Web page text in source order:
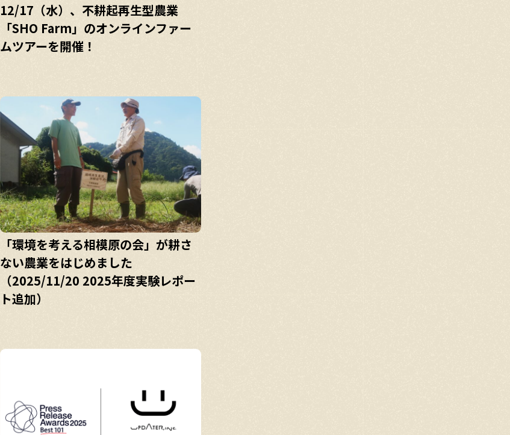
12/17（水）、不耕起再生型農業
「SHO Farm」のオンラインファー
ムツアーを開催！
「環境を考える相模原の会」が耕さ
ない農業をはじめました
（2025/11/20 2025年度実験レポー
ト追加）